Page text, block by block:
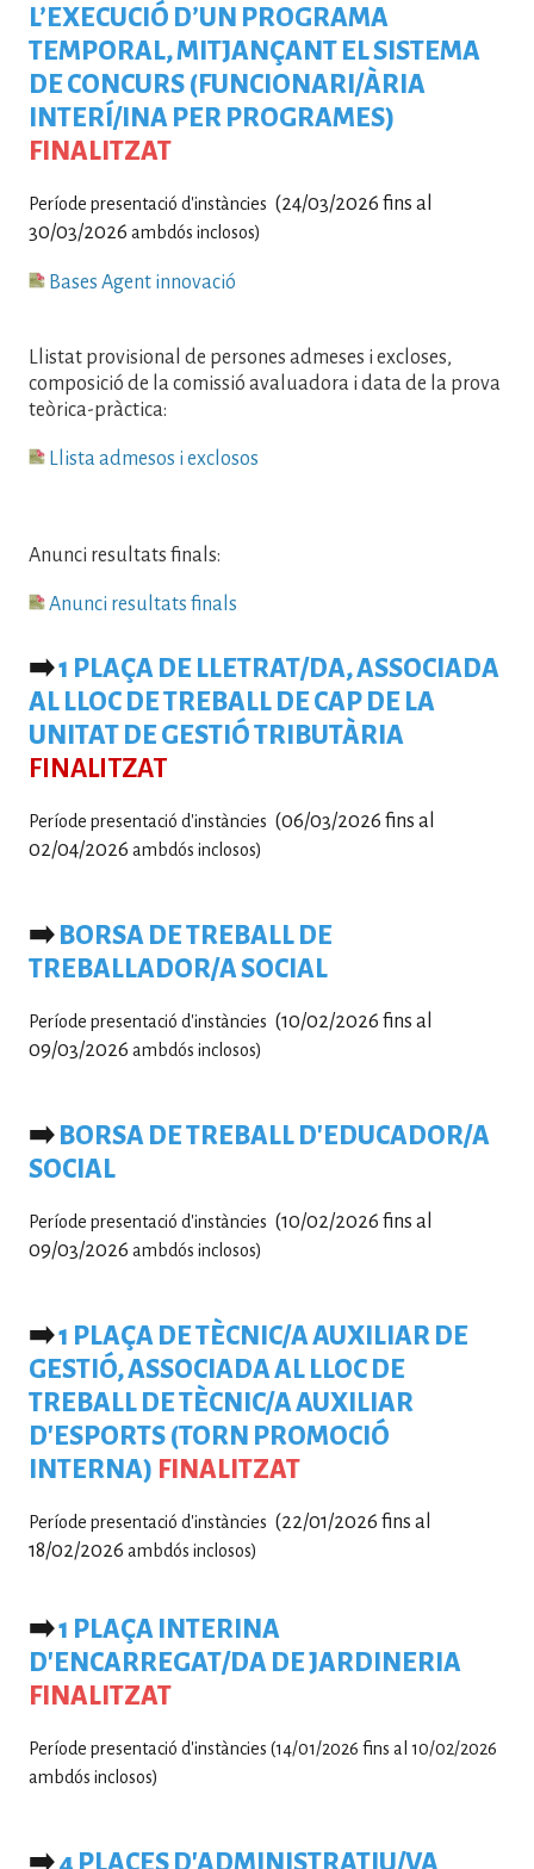
L’EXECUCIÓ D’UN PROGRAMA
TEMPORAL, MITJANÇANT EL SISTEMA
DE CONCURS (FUNCIONARI/ÀRIA
INTERÍ/INA PER PROGRAMES)
FINALITZAT
Període presentació d'instàncies (24/03/2026 fins al
30/03/2026 ambdós inclosos)
FitxerBases Agent innovació
Llistat provisional de persones admeses i excloses,
composició de la comissió avaluadora i data de la prova
teòrica-pràctica:
FitxerLlista admesos i exclosos
Anunci resultats finals:
Fitxer
Anunci resultats finals
➡️1 PLAÇA DE LLETRAT/DA, ASSOCIADA
AL LLOC DE TREBALL DE CAP DE LA
UNITAT DE GESTIÓ TRIBUTÀRIA
FINALITZAT
Període presentació d'instàncies (06/03/2026 fins al
02/04/2026 ambdós inclosos)
➡️ BORSA DE TREBALL DE
TREBALLADOR/A SOCIAL
Període presentació d'instàncies (10/02/2026 fins al
09/03/2026 ambdós inclosos)
➡️ BORSA DE TREBALL D'EDUCADOR/A
SOCIAL
Període presentació d'instàncies (10/02/2026 fins al
09/03/2026 ambdós inclosos)
➡️1 PLAÇA DE TÈCNIC/A AUXILIAR DE
GESTIÓ, ASSOCIADA AL LLOC DE
TREBALL DE TÈCNIC/A AUXILIAR
D'ESPORTS (TORN PROMOCIÓ
INTERNA) FINALITZAT
Període presentació d'instàncies (22/01/2026 fins al
18/02/2026 ambdós inclosos)
➡️1 PLAÇA INTERINA
D'ENCARREGAT/DA DE JARDINERIA
FINALITZAT
Període presentació d'instàncies (14/01/2026 fins al 10/02/2026
ambdós inclosos)
➡️4 PLACES D'ADMINISTRATIU/VA